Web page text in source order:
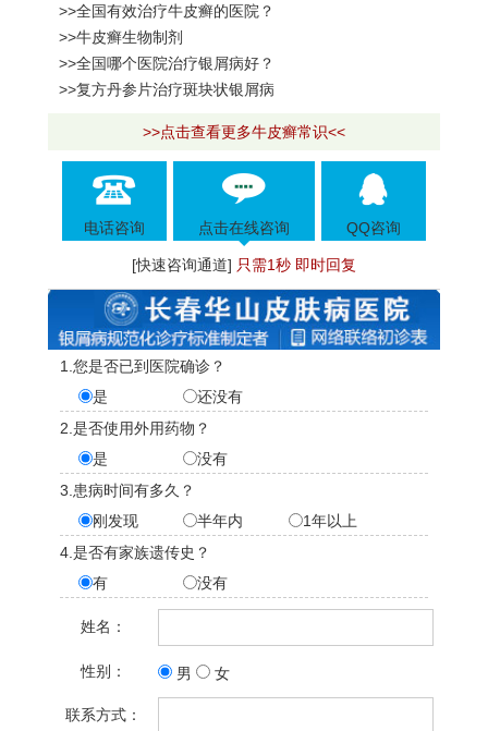
>>全国有效治疗牛皮癣的医院？
>>牛皮癣生物制剂
>>全国哪个医院治疗银屑病好？
>>复方丹参片治疗斑块状银屑病
>>点击查看更多牛皮癣常识<<
电话咨询 点击在线咨询 QQ咨询
[快速咨询通道] 只需1秒 即时回复
1.您是否已到医院确诊？
是
还没有
2.是否使用外用药物？
是
没有
3.患病时间有多久？
刚发现
半年内
1年以上
4.是否有家族遗传史？
有
没有
姓名：
性别： 男 女
联系方式：